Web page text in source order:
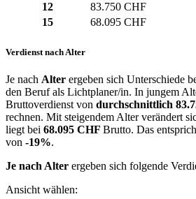
12
83.750 CHF
15
68.095 CHF
Verdienst nach Alter
Je nach Alter ergeben sich Unterschiede
den Beruf als Lichtplaner/in. In jungem
Bruttoverdienst von durchschnittlich
rechnen. Mit steigendem Alter verändert
liegt bei 68.095 CHF Brutto. Das
von -19%.
Je nach Alter ergeben sich folgende
Ansicht wählen: